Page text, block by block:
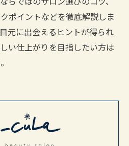
ポイントなどを徹底解説しま
元に出会えるヒントが得られ
い仕上がりを目指したい方は